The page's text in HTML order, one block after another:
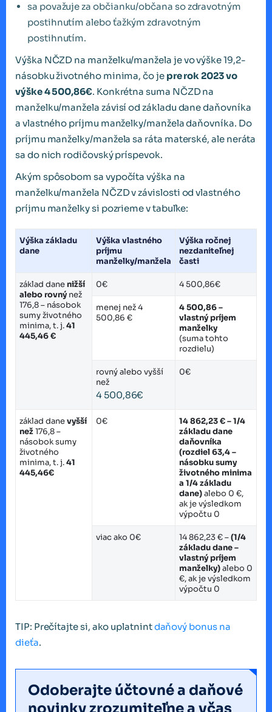
sa považuje za občianku/občana so zdravotným
postihnutím alebo ťažkým zdravotným
postihnutím.
Výška NČZD na manželku/manžela je vo výške 19,2-
násobku životného minima, čo je pre rok 2023 vo
výške 4 500,86€. Konkrétna suma NČZD na
manželku/manžela závisí od základu dane daňovníka
a vlastného príjmu manželky/manžela daňovníka. Do
príjmu manželky/manžela sa ráta materské, ale neráta
sa do nich rodičovský príspevok.
Akým spôsobom sa vypočíta výška na
manželku/manžela NČZD v závislosti od vlastného
príjmu manželky si pozrieme v tabuľke:
Výška základu
dane
Výška vlastného
príjmu
manželky/manžela
Výška ročnej
nezdaniteľnej
časti
základ dane nižší
alebo rovný než
176,8 – násobok
sumy životného
minima, t. j.41
445,46 €
0€ 4 500,86€
menej než 4
500,86 €
4 500,86 –
vlastný príjem
manželky
(suma tohto
rozdielu)
rovný alebo vyšší
než
4 500,86€
0€
základ danevyšší
než176,8 –
násobok sumy
životného
minima, t. j.41
445,46€
0€
14 862,23 € – 1/4
základu dane
daňovníka
(rozdiel 63,4 –
násobku sumy
životného minima
a 1/4 základu
dane)alebo 0 €,
ak je výsledkom
výpočtu 0
viac ako 0€ 14 862,23 € –(1/4
základu dane –
vlastný príjem
manželky)alebo 0
€, ak je výsledkom
výpočtu 0
TIP: Prečítajte si, ako uplatnintdaňový bonus na
dieťa.
Odoberajte účtovné a daňové